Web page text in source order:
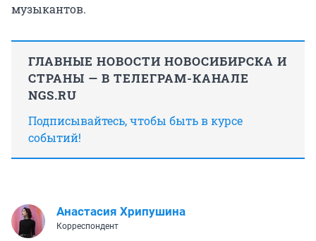
музыкантов.
ГЛАВНЫЕ НОВОСТИ НОВОСИБИРСКА И
СТРАНЫ — В ТЕЛЕГРАМ-КАНАЛЕ
NGS.RU
Подписывайтесь, чтобы быть в курсе
событий!
Анастасия Хрипушина
Корреспондент